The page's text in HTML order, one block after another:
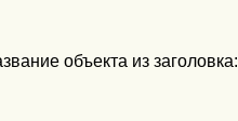
объекта из заголовка: